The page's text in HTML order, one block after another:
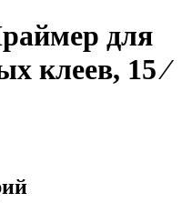
для
клеев, 15 ⁄